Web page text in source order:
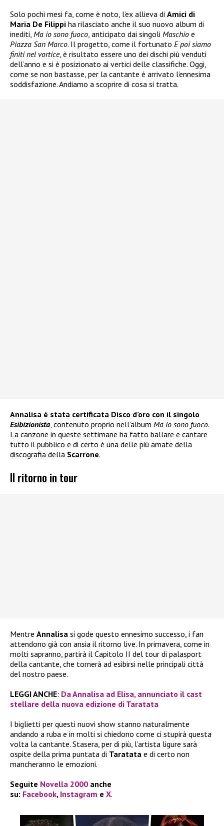
Solo pochi mesi fa, come è noto, l’ex allieva di Amici di
Maria De Filippi ha rilasciato anche il suo nuovo album di
inediti, Ma io sono fuoco, anticipato dai singoli Maschio e
Piazza San Marco. Il progetto, come il fortunato E poi siamo
finiti nel vortice, è risultato essere uno dei dischi più venduti
dell’anno e si è posizionato ai vertici delle classifiche. Oggi,
come se non bastasse, per la cantante è arrivato l’ennesima
soddisfazione. Andiamo a scoprire di cosa si tratta.
Annalisa è stata certificata Disco d’oro con il singolo
Esibizionista, contenuto proprio nell’album Ma io sono fuoco.
La canzone in queste settimane ha fatto ballare e cantare
tutto il pubblico e di certo è una delle più amate della
discografia della Scarrone.
Il ritorno in tour
Mentre Annalisa si gode questo ennesimo successo, i fan
attendono già con ansia il ritorno live. In primavera, come in
molti sapranno, partirà il Capitolo II del tour di palasport
della cantante, che tornerà ad esibirsi nelle principali città
del nostro paese.
LEGGI ANCHE: Da Annalisa ad Elisa, annunciato il cast
stellare della nuova edizione di Taratata
I biglietti per questi nuovi show stanno naturalmente
andando a ruba e in molti si chiedono come ci stupirà questa
volta la cantante. Stasera, per di più, l’artista ligure sarà
ospite della prima puntata di Taratata e di certo non
mancheranno le emozioni.
Seguite Novella 2000 anche
su: Facebook, Instagram e X.